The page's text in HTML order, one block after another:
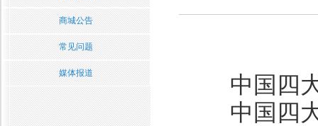
商城公告
常见问题
媒体报道
中国四大
中国四大